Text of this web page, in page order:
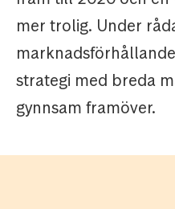
mer trolig. Under
strategi med breda
gynnsam framöver.